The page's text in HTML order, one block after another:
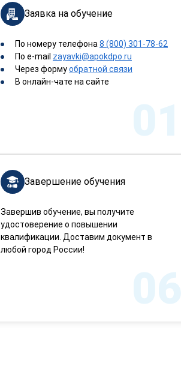
Заявка на обучение
По номеру телефона 8 (800) 301-78-62
По e-mail zayavki@apokdpo.ru
Через формуобратной связи
В онлайн-чате на сайте
01
Завершение обучения
Завершив обучение, вы получите
удостоверение о повышении
квалификации. Доставим документ в
любой город России!
06